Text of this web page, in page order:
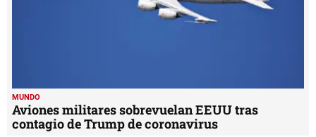
MUNDO
Aviones militares sobrevuelan EEUU tras
contagio de Trump de coronavirus